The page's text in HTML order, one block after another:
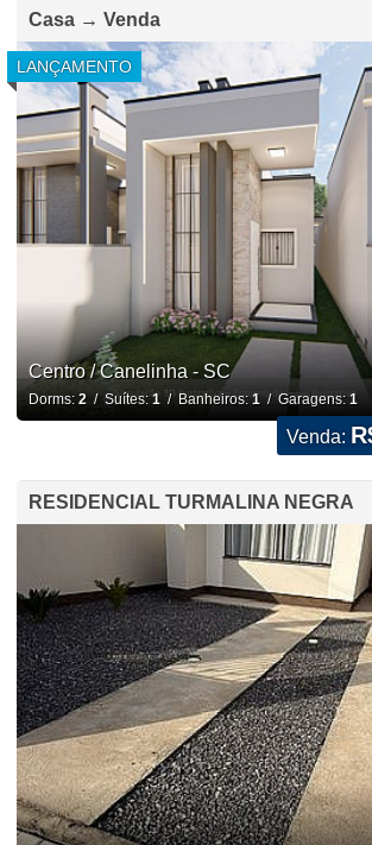
Casa → Venda
LANÇAMENTO
Centro / Canelinha - SC
Dorms: 2/ Suítes:1/ Banheiros:1/ Garagens:1
Venda:
RESIDENCIAL TURMALINA NEGRA